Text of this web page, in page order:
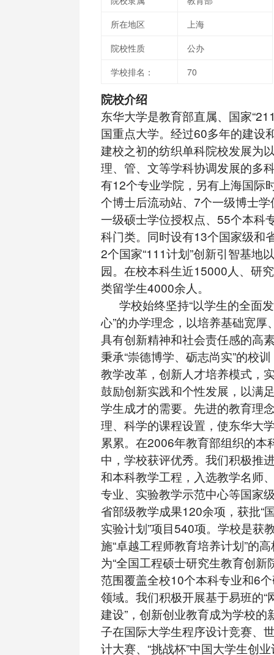
所在地区
上海
院校性质
公办
学校排名：
70
院校介绍
东华大学是教育部直属、国家
国重点大学。经过60多年的建设
建校之初的纺织单科院校发展为
理、管、文等学科协调发展的多
有12个专业学院，另有上海国际
个博士后流动站、7个一级博士
一级硕士学位授权点、55个本科
科门类。同时设有13个国家级和
2个国家“111计划”创新引智基地
园。在校本科生近15000人、研
类留学生4000余人。
学校始终坚持“以学生的全面
心”的办学理念，以培养基础宽厚
具有创新精神和社会责任感的高
秉承“崇德博学、砺志尚实”的校
教学改革，创新人才培养模式，
鼓励创新实践和个性发展，以满
学生成才的需要。先进的教育理
理、科学的课程设置，使东华大
累累。在2006年教育部组织的本
中，学校获评优秀。我们积极推
和本科教学工程，入选教学名师
专业、实验教学示范中心等国家
省部级教学成果120余项，获批“
实验计划”项目540项。学校是获
施“卓越工程师教育培养计划”的
为“全国工程硕士研究生教育创新
范围覆盖全校10个本科专业和6
领域。我们积极开展基于易班的“
建设”，创新创业教育成为学校的
子在国际大学生程序设计竞赛、
计大赛、“挑战杯”中国大学生创